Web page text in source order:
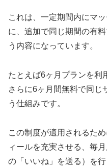
これは、一定期間内にマ
に、追加で同じ期間の有
う内容になっています。
たとえば6ヶ月プランを利
さらに6ヶ月間無料で同じ
う仕組みです。
この制度が適用されるた
ィールを充実させる、毎
の「いいね」を送る）を